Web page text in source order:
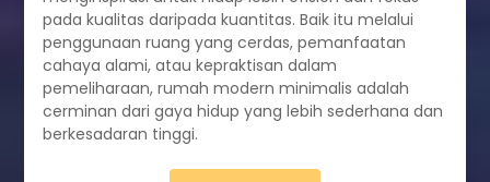
pada kualitas daripada kuantitas. Baik itu melalui
penggunaan ruang yang cerdas, pemanfaatan
cahaya alami, atau kepraktisan dalam
pemeliharaan, rumah modern minimalis adalah
cerminan dari gaya hidup yang lebih sederhana dan
berkesadaran tinggi.